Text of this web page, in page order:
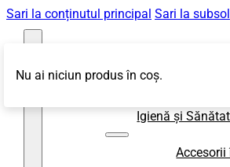
Sari la conținutul principal Sari la subsol
Igienă și
Accesorii
Nu ai niciun produs în coș.